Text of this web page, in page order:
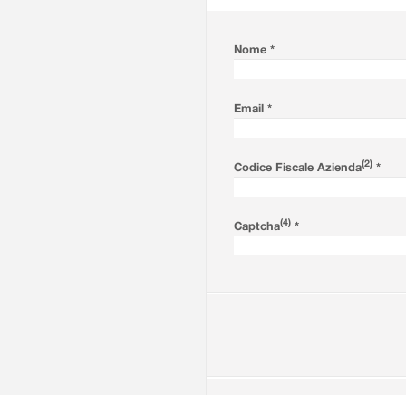
Nome *
Email *
Codice Fiscale Azienda(2) *
Captcha(4) *